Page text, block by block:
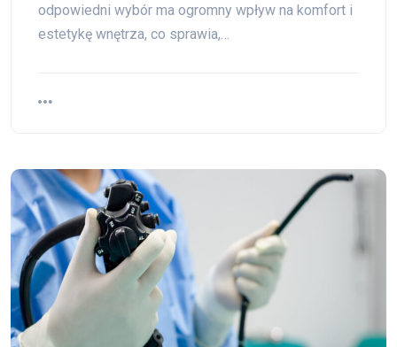
odpowiedni wybór ma ogromny wpływ na komfort i
estetykę wnętrza, co sprawia,…